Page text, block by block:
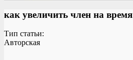
как увеличить член на время
Тип статьи:
Авторская